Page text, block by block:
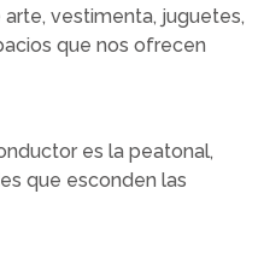
vestimenta, juguetes,
que nos ofrecen
es la peatonal,
que esconden las